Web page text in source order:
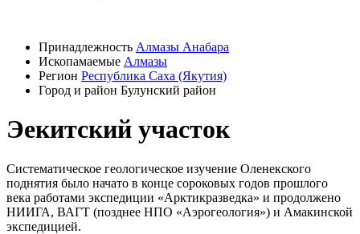
Принадлежность Алмазы Анабара
Ископамаемые Алмазы
Регион Республика Саха (Якутия)
Город и район Булунский район
Эекитский участок
Систематическое геологическое изучение Оленекского
поднятия было начато в конце сороковых годов прошлого
века работами экспедиции «Арктикразведка» и продолжено
НИИГА, ВАГТ (позднее НПО «Аэрогеология») и Амакинской
экспедицией.